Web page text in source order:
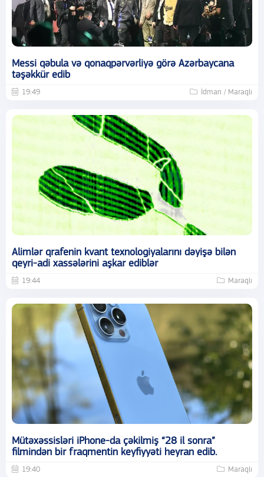
Messi qəbula və qonaqpərvərliyə görə Azərbaycana
təşəkkür edib
19:49 İdman / Maraqlı
Alimlər qrafenin kvant texnologiyalarını dəyişə bilən
qeyri-adi xassələrini aşkar ediblər
19:44 Maraqlı
Mütəxəssisləri iPhone-da çəkilmiş “28 il sonra”
filmindən bir fraqmentin keyfiyyəti heyran edib.
19:40 Maraqlı